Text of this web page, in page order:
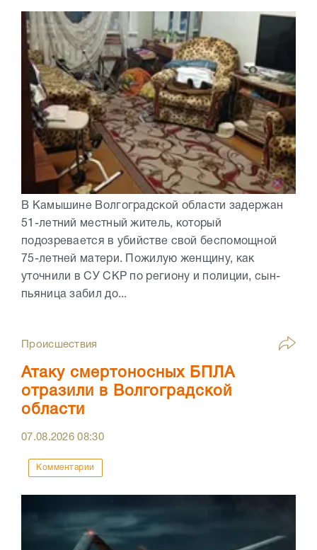
В Камышине Волгоградской области задержан
51-летний местный житель, который
подозревается в убийстве свой беспомощной
75-летней матери. Пожилую женщину, как
уточнили в СУ СКР по региону и полиции, сын-
пьяница забил до...
Происшествия
Атаку смертоносных БПЛА
отразили в Волгоградской
области
07.08.202608:30
Комментарии